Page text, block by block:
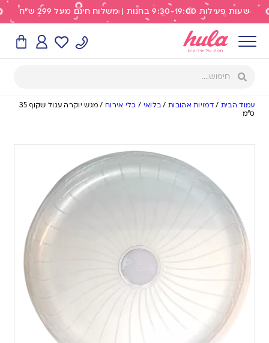
שעות פעילות 9:30-19:00 בחנות | משלוח חינם מעל 299 ש"ח
עמוד הבית /דמויות אהובות/בלואי / כלי אירוח /
מגש יוקרה עגול שקוף 35
ס”מ